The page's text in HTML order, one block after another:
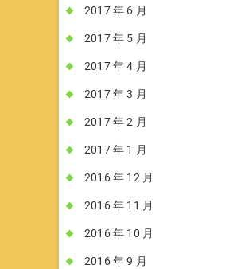
2017 年 6 月
2017 年 5 月
2017 年 4 月
2017 年 3 月
2017 年 2 月
2017 年 1 月
2016 年 12 月
2016 年 11 月
2016 年 10 月
2016 年 9 月